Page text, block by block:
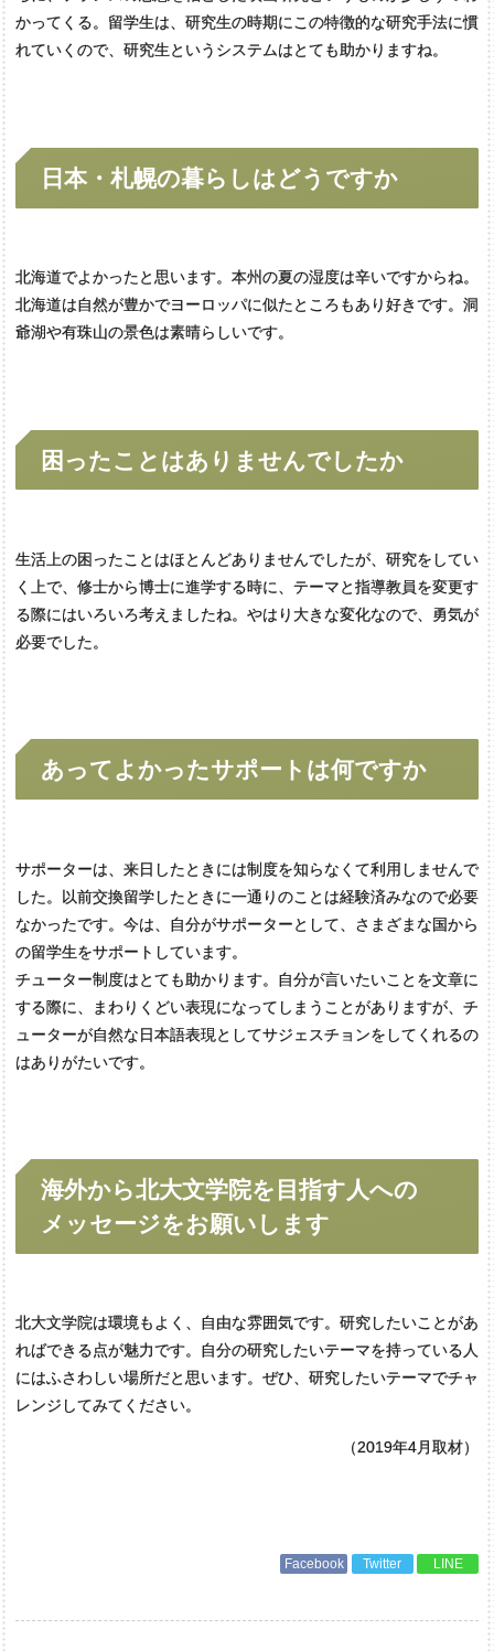
かってくる。留学生は、研究生の時期にこの特徴的な研究手法に慣
れていくので、研究生というシステムはとても助かりますね。
日本・札幌の暮らしはどうですか
北海道でよかったと思います。本州の夏の湿度は辛いですからね。
北海道は自然が豊かでヨーロッパに似たところもあり好きです。洞
爺湖や有珠山の景色は素晴らしいです。
困ったことはありませんでしたか
生活上の困ったことはほとんどありませんでしたが、研究をしてい
く上で、修士から博士に進学する時に、テーマと指導教員を変更す
る際にはいろいろ考えましたね。やはり大きな変化なので、勇気が
必要でした。
あってよかったサポートは何ですか
サポーターは、来日したときには制度を知らなくて利用しませんで
した。以前交換留学したときに一通りのことは経験済みなので必要
なかったです。今は、自分がサポーターとして、さまざまな国から
の留学生をサポートしています。
チューター制度はとても助かります。自分が言いたいことを文章に
する際に、まわりくどい表現になってしまうことがありますが、チ
ューターが自然な日本語表現としてサジェスチョンをしてくれるの
はありがたいです。
海外から北大文学院を 目指す 人への
メッセージをお願いします
北大文学院は環境もよく、自由な雰囲気です。研究したいことがあ
ればできる点が魅力です。自分の研究したいテーマを持っている人
にはふさわしい場所だと思います。ぜひ、研究したいテーマでチャ
レンジしてみてください。
（2019年4月取材）
Facebook Twitter LINE